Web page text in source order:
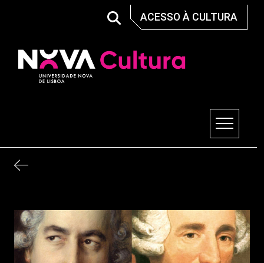
ACESSO À CULTURA